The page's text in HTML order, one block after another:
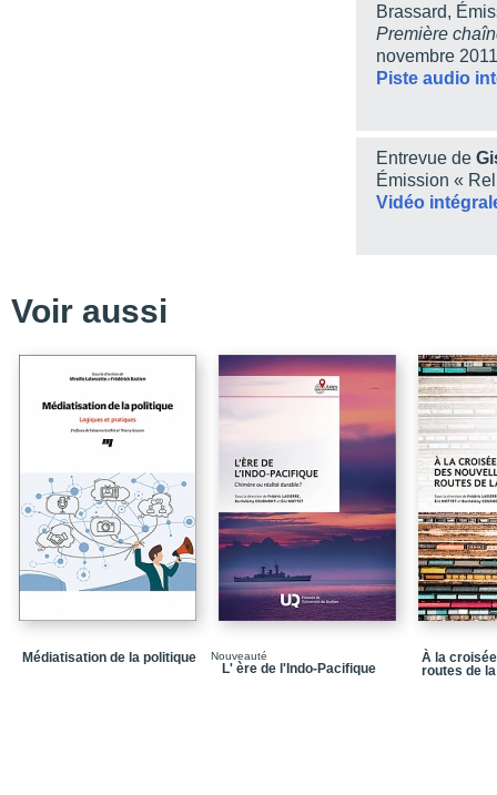
Brassard,
Première
novembre 2011
Piste audio
Entrevue de
Émission «
Vidéo
Voir aussi
Médiatisation de la politique Nouveauté
L' ère de l'Indo-Pacifique
À la
routes de